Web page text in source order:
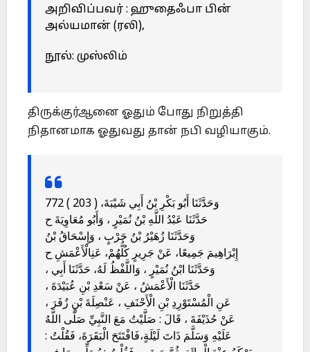
அறிவிப்பவர் : ஹுதைஃபா பின்
அல்யமான் (ரலி),
நூல்: முஸ்லிம்
திருக்குர்ஆனை ஓதும் போது நிறுத்தி
நிதானமாக ஓதுவது தான் நபி வழியாகும்.
772 ( 203 ) وَحَدَّثَنَا أَبُو بَكْرِ بْنُ أَبِي شَيْبَةَ،
حَدَّثَنَا عَبْدُ اللَّهِ بْنُ نُمَيْرٍ ، وَأَبُو مُعَاوِيَةَ ح
وَحَدَّثَنَا زُهَيْرُ بْنُ حَرْبٍ ، وَإِسْحَاقُ بْنُ
إِبْرَاهِيمَ جَمِيعًا، عَنْ جَرِيرٍ كُلُّهُمْ، عَنِالْأَعْمَشِ ح
وَحَدَّثَنَا ابْنُ نُمَيْرٍ ، وَاللَّفْظُ لَهُ، حَدَّثَنَا أَبِي ،
حَدَّثَنَا الْأَعْمَشُ ، عَنْ سَعْدِ بْنِ عُبَيْدَةَ ،
عَنِ الْمُسْتَوْرِدِ بْنِ الْأَحْنَفِ ، عَنْصِلَةَ بْنِ زُفَرَ ،
عَنْ حُذَيْفَةَ ، قَالَ : صَلَّيْتُ مَعَ النَّبِيِّ صَلَّى اللَّهُ
عَلَيْهِ وَسَلَّمَ ذَاتَ لَيْلَةٍ،فَافْتَتَحَ الْبَقَرَةَ، فَقُلْتُ :